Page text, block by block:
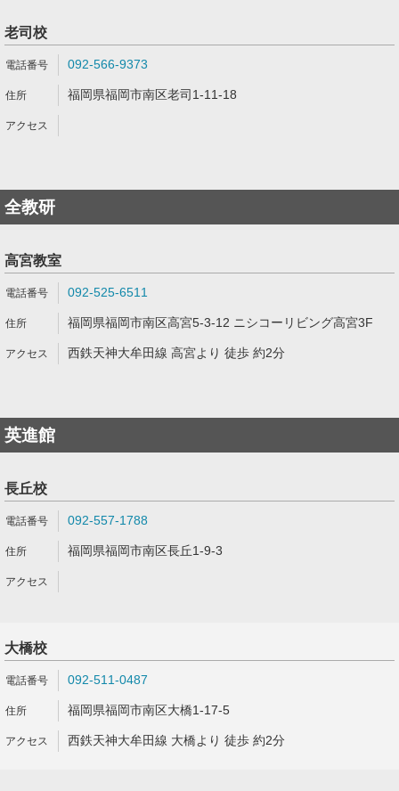
老司校
092-566-9373
福岡県福岡市南区老司1-11-18
全教研
高宮教室
092-525-6511
福岡県福岡市南区高宮5-3-12 ニシコーリビング高宮3F
西鉄天神大牟田線 高宮より 徒歩 約2分
英進館
長丘校
092-557-1788
福岡県福岡市南区長丘1-9-3
大橋校
092-511-0487
福岡県福岡市南区大橋1-17-5
西鉄天神大牟田線 大橋より 徒歩 約2分